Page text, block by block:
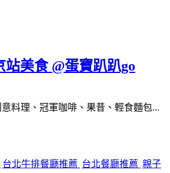
美食 @蛋寶趴趴go
料理、冠軍咖啡、果昔、輕食麵包...
台北牛排餐廳推薦 台北餐廳推薦 親子